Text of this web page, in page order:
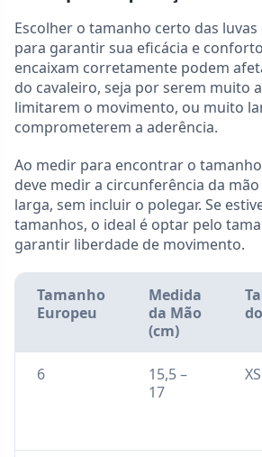
Escolher o tamanho certo das
para garantir sua eficácia e
encaixam corretamente podem
do cavaleiro, seja por serem muito
limitarem o movimento, ou muito
comprometerem a aderência.
Ao medir para encontrar o
deve medir a circunferência da
larga, sem incluir o polegar. Se
tamanhos, o ideal é optar pelo
garantir liberdade de movimento.
Tamanho
Europeu
Medida
da Mão
(cm)
6
15,5 –
17
XS